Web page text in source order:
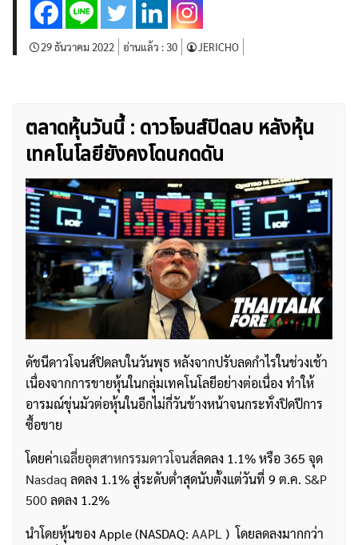
สินค้าโภคภัณฑ์
โบรกเกอร์ FX
โปรโมชั่น Forex
กองทุน Forex
ฟรี EA
29 ธันวาคม 2022 อ่านแล้ว :30 JERICHO
ตลาดหุ้นวันนี้ : ดาวโจนส์ปิดลบ หลังหุ้น
เทคโนโลยียังคงโดนกดดัน
ดัชนีดาวโจนส์ปิดลบในวันพุธ หลังจากปรับลดกำไรในช่วงเช้า
เนื่องจากการขายหุ้นในกลุ่มเทคโนโลยีอย่างต่อเนื่อง ทำให้
อารมณ์ขุ่นมัวต่อหุ้นในอีกไม่กี่วันข้างหน้าจนกระทั่งปิดปีการ
ซื้อขาย
โดยค่าเฉลี่ยอุตสาหกรรมดาวโจนส์ลดลง 1.1% หรือ 365 จุด
Nasdaq ลดลง 1.1% สู่ระดับต่ำสุดนับตั้งแต่วันที่ 9 ต.ค. S&P
500ลดลง 1.2%
นำโดยหุ้นของ Apple (NASDAQ: AAPL) โดยลดลงมากกว่า